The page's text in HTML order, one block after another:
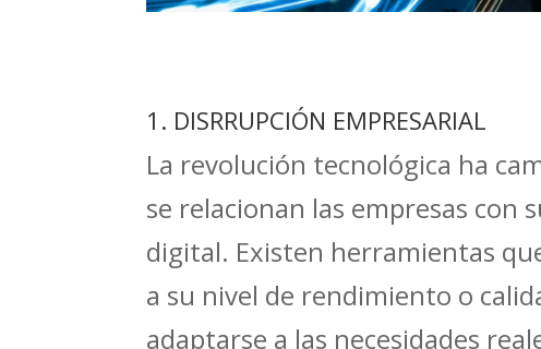
1. DISRRUPCIÓN EMPRESARIAL
La revolución tecnológica ha
se relacionan las empresas con
digital. Existen herramientas
a su nivel de rendimiento o
adaptarse a las necesidades